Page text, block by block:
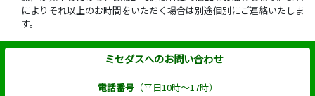
によりそれ以上のお時間をいただく場合は別途個別にご連絡いたしま
す。
ミセダスへのお問い合わせ
電話番号（平日10時～17時）